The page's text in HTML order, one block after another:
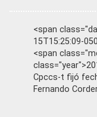
<span
15T15:25:09-
<span
Cpccs-t fijó
Fernando